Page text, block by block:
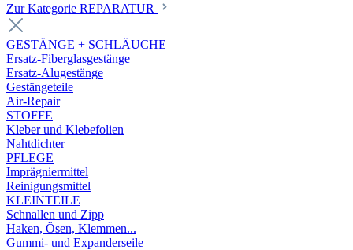
Zur Kategorie REPARATUR
GESTÄNGE + SCHLÄUCHE
Ersatz-Fiberglasgestänge
Ersatz-Alugestänge
Gestängeteile
Air-Repair
STOFFE
Kleber und Klebefolien
Nahtdichter
PFLEGE
Imprägniermittel
Reinigungsmittel
KLEINTEILE
Schnallen und Zipp
Haken, Ösen, Klemmen...
Gummi- und Expanderseile